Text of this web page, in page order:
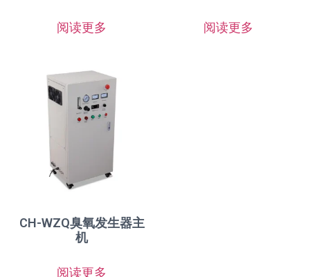
阅读更多 阅读更多
CH-WZQ臭氧发生器主
机
阅读更多